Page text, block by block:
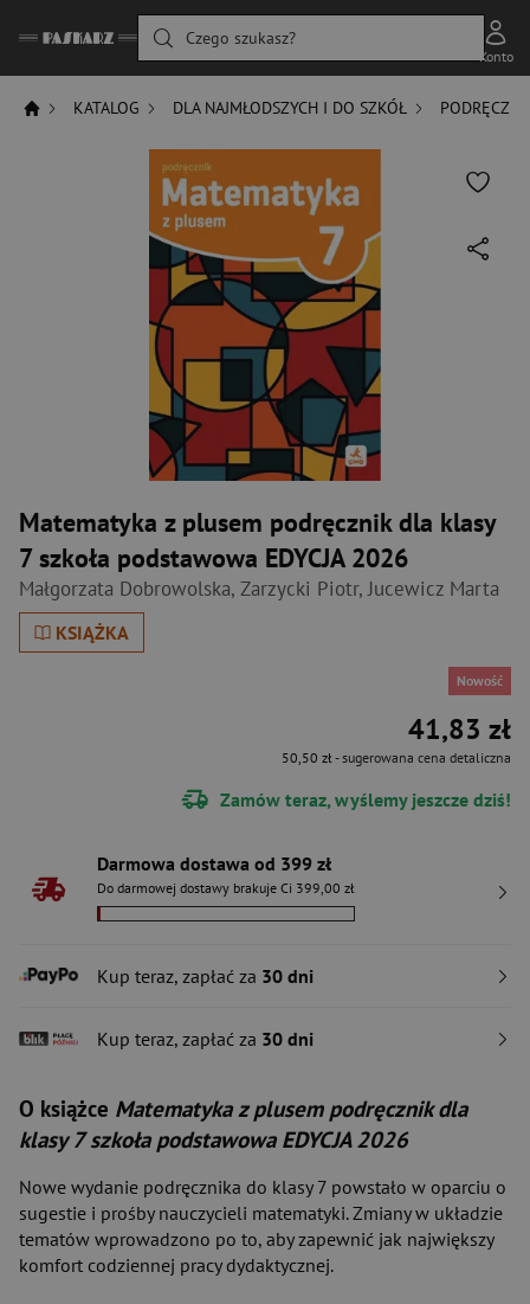
Czego szukasz?
Konto
KATALOG DLA NAJMŁODSZYCH I DO SZKÓŁ
Matematyka z plusem podręcznik dla klasy
7 szkoła podstawowa EDYCJA 2026
Małgorzata Dobrowolska, Zarzycki Piotr,Jucewicz Marta
KSIĄŻKA
Nowość
41,83 zł
50,50 zł- sugerowana cena detaliczna
Zamów teraz, wyślemy jeszcze dziś!
Darmowa dostawa od 399 zł
Do darmowej dostawy brakuje Ci 399,00 zł
Kup teraz, zapłać za 30 dni
Kup teraz, zapłać za 30 dni
O książce Matematyka z plusem podręcznik dla
klasy 7 szkoła podstawowa EDYCJA 2026
Nowe wydanie podręcznika do klasy 7 powstało w oparciu o
sugestie i prośby nauczycieli matematyki. Zmiany w układzie
tematów wprowadzono po to, aby zapewnić jak największy
komfort codziennej pracy dydaktycznej.